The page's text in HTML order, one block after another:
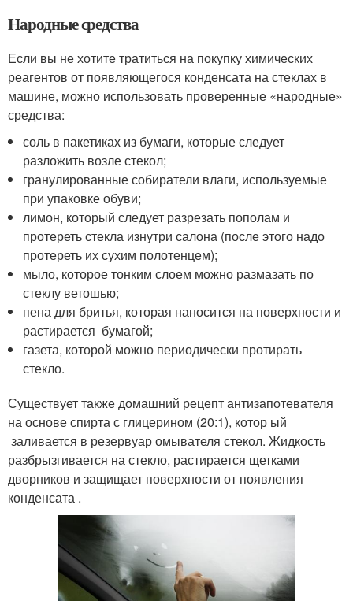
Народные средства
Если вы не хотите тратиться на покупку химических
реагентов от появляющегося конденсата на стеклах в
машине, можно использовать проверенные «народные»
средства:
соль в пакетиках из бумаги, которые следует
разложить возле стекол;
гранулированные собиратели влаги, используемые
при упаковке обуви;
лимон, который следует разрезать пополам и
протереть стекла изнутри салона (после этого надо
протереть их сухим полотенцем);
мыло, которое тонким слоем можно размазать по
стеклу ветошью;
пена для бритья, которая наносится на поверхности и
растирается бумагой;
газета, которой можно периодически протирать
стекло.
Существует также домашний рецепт антизапотевателя
на основе спирта с глицерином (20:1), котор ый
заливается в резервуар омывателя стекол. Жидкость
разбрызгивается на стекло, растирается щетками
дворников и защищает поверхности от появления
конденсата .